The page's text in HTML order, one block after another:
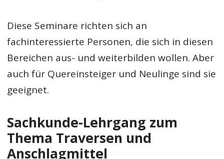
Diese Seminare richten sich an
fachinteressierte Personen, die sich in diesen
Bereichen aus- und weiterbilden wollen. Aber
auch für Quereinsteiger und Neulinge sind sie
geeignet.
Sachkunde-Lehrgang zum
Thema Traversen und
Anschlagmittel